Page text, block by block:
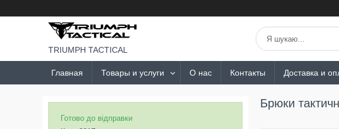
TRIUMPH TACTICAL
Главная Товары и услуги О нас Контакты Доставка и
Брюки
Готово до відправки